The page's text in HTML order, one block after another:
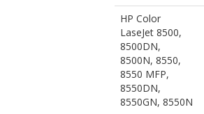
HP Color
LaseJet 8500,
8500DN,
8500N, 8550,
8550 MFP,
8550DN,
8550GN, 8550N